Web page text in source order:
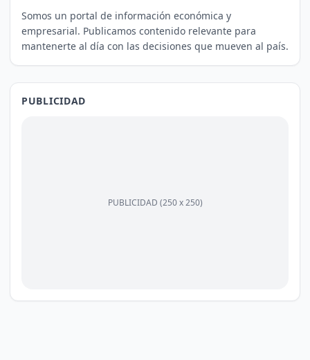
Somos un portal de información económica y
empresarial. Publicamos contenido relevante para
mantenerte al día con las decisiones que mueven al país.
PUBLICIDAD
PUBLICIDAD (250 x 250)